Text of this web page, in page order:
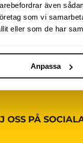
även
som vi
eller som de har
Anpassa
OSS PÅ